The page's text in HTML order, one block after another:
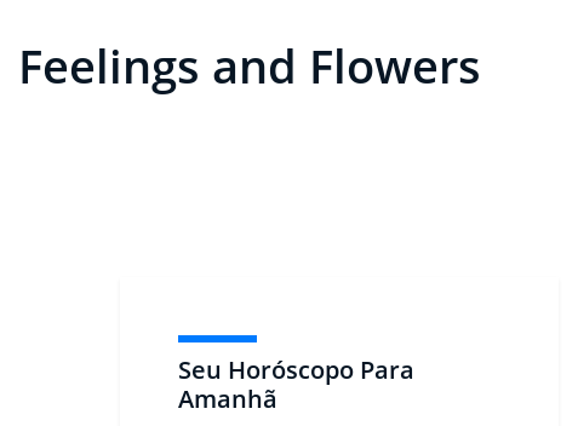
Feelings and Flowers
Seu Horóscopo Para
Amanhã